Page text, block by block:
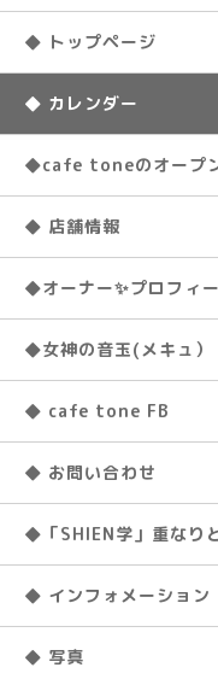
◆ トップページ
◆ カレンダー
◆cafe toneのオープ
◆ 店舗情報
◆オーナー✨プロフィ
◆女神の音玉(メキュ）
◆ cafe tone FB
◆ お問い合わせ
◆「SHIEN学」重なり
◆ インフォメーション
◆ 写真